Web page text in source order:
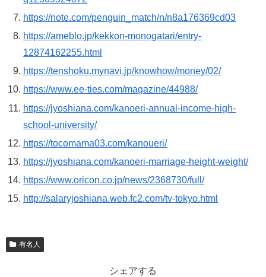
https://note.com/penguin_match/n/n8a176369cd03
https://ameblo.jp/kekkon-monogatari/entry-
12874162255.html
https://tenshoku.mynavi.jp/knowhow/money/02/
https://www.ee-ties.com/magazine/44988/
https://jyoshiana.com/kanoeri-annual-income-high-
school-university/
https://tocomama03.com/kanoueri/
https://jyoshiana.com/kanoeri-marriage-height-weight/
https://www.oricon.co.jp/news/2368730/full/
http://salaryjoshiana.web.fc2.com/tv-tokyo.html
有名人
シェアする